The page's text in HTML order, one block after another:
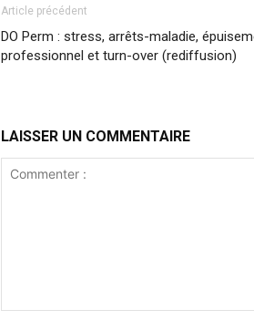
Article précédent
DO Perm : stress, arrêts-maladie,
professionnel et turn-over (rediffusion)
LAISSER UN COMMENTAIRE